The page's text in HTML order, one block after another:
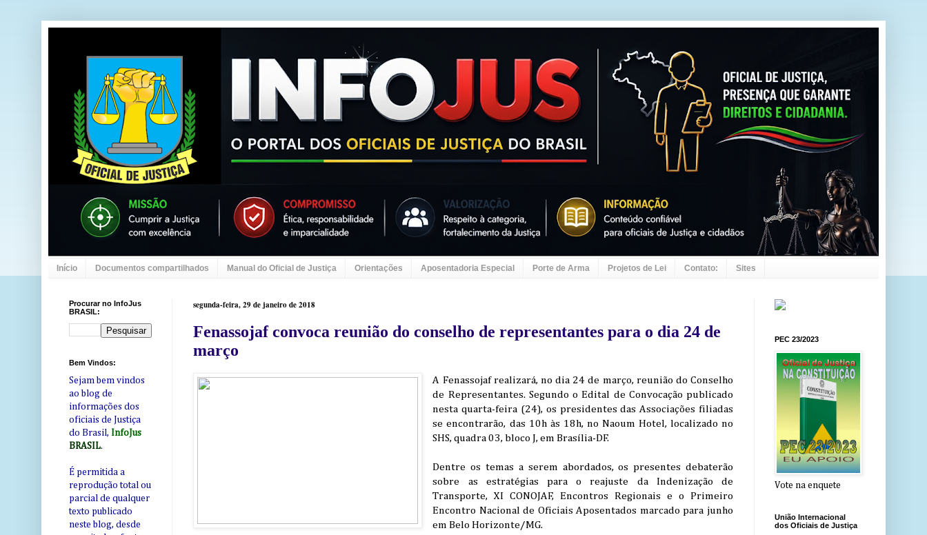
Início Documentos compartilhados Manual do Oficial de Justiça Orientações Aposentadoria Especial Porte de Arma Projetos de Lei Contato: Sites
segunda-feira, 29 de janeiro de 2018
Fenassojaf convoca reunião do conselho de representantes para o dia 24 de
março
A Fenassojaf realizará, no dia 24 de março, reunião do Conselho
de Representantes. Segundo o Edital de Convocação publicado
nesta quarta-feira (24), os presidentes das Associações filiadas
se encontrarão, das 10h às 18h, no Naoum Hotel, localizado no
SHS, quadra 03, bloco J, em Brasília-DF.
Dentre os temas a serem abordados, os presentes debaterão
sobre as estratégias para o reajuste da Indenização de
Transporte, XI CONOJAF, Encontros Regionais e o Primeiro
Encontro Nacional de Oficiais Aposentados marcado para junho
em Belo Horizonte/MG.
Procurar no InfoJus
BRASIL:
Bem Vindos:
Sejam bem vindos
ao blog de
informações dos
oficiais de Justiça
do Brasil, InfoJus
BRASIL.
É permitida a
reprodução total ou
parcial de qualquer
texto publicado
neste blog, desde
PEC 23/2023
Vote na enquete
União Internacional
dos Oficiais de Justiça